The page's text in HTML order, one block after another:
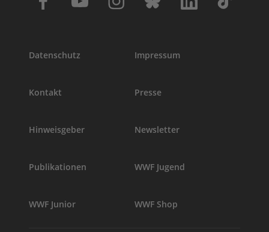
Datenschutz Impressum
Kontakt Presse
Hinweisgeber Newsletter
Publikationen WWF Jugend
WWF Junior WWF Shop